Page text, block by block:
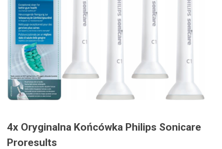
4x Oryginalna Końcówka Philips Sonicare
Proresults